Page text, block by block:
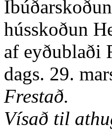
hússkoðun
af eyðublaði
dags. 29.
Frestað.
Vísað til